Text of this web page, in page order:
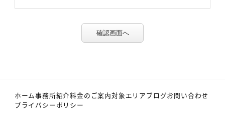
確認画面へ
ホーム事務所紹介料金のご案内対象エリアブログお問い合わせ
プライバシーポリシー